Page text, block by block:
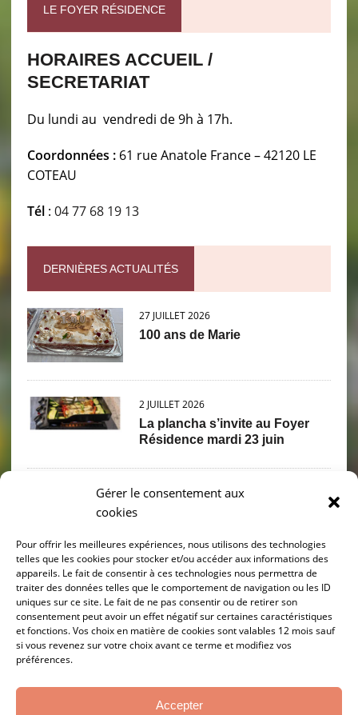
Gérer le consentement aux
cookies
Pour offrir les meilleures expériences, nous utilisons des technologies
telles que les cookies pour stocker et/ou accéder aux informations des
appareils. Le fait de consentir à ces technologies nous permettra de
traiter des données telles que le comportement de navigation ou les ID
uniques sur ce site. Le fait de ne pas consentir ou de retirer son
consentement peut avoir un effet négatif sur certaines caractéristiques
et fonctions. Vos choix en matière de cookies sont valables 12 mois sauf
si vous revenez sur votre choix avant ce terme et modifiez vos
préférences.
Accepter
LE FOYER RÉSIDENCE
HORAIRES ACCUEIL /
SECRETARIAT
Du lundi au vendredi de 9h à 17h.
Coordonnées :61 rue Anatole France – 42120 LE
COTEAU
Tél: 04 77 68 19 13
DERNIÈRES ACTUALITÉS
27 JUILLET 2026
100 ans de Marie
2 JUILLET 2026
La plancha s’invite au Foyer
Résidence mardi 23 juin
2 JUILLET 2026
30 JUIN 2026
Sortie grenouilles 11 juin
Départ en retraite de Joelle
BOBILLON